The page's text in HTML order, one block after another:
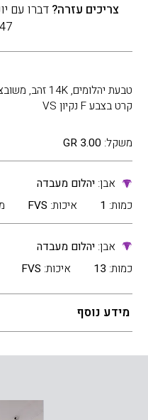
צריכים עזרה?
קרט בצבע F נקיון VS
משקל: 3.00 GR
אבן:יהלום מעבדה
כמות: 1 איכות: FVS
אבן:יהלום מעבדה
כמות: 13 איכות: FVS
מידע נוסף